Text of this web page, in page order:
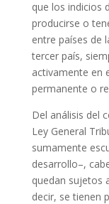
que los indicios
producirse o
entre países de
tercer país,
activamente en
permanente o
Del análisis del
Ley General
sumamente
desarrollo–,
quedan sujetos
decir, se tienen